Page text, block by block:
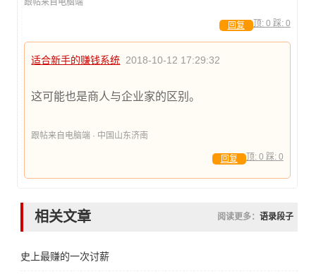
跟帖来自电脑端
顶: 0 踩: 0
回复
适合新手的赚钱系统 2018-10-12 17:29:32
这可能也是商人与企业家的区别。
跟帖来自电脑端 · 中国山东济南
顶: 0 踩: 0
回复
相关文章 阅读更多： 语录段子
史上最赚的一次讨薪